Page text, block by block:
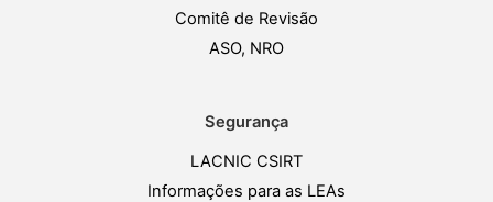
Comitê de Revisão
ASO, NRO
Segurança
LACNIC CSIRT
Informações para as LEAs